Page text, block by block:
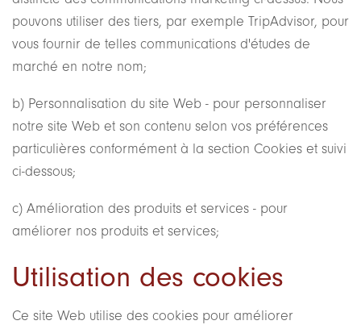
pouvons utiliser des tiers, par exemple TripAdvisor, pour
vous fournir de telles communications d'études de
marché en notre nom;
b) Personnalisation du site Web - pour personnaliser
notre site Web et son contenu selon vos préférences
particulières conformément à la section Cookies et suivi
ci-dessous;
c) Amélioration des produits et services - pour
améliorer nos produits et services;
Utilisation des cookies
Ce site Web utilise des cookies pour améliorer